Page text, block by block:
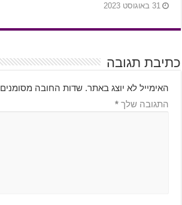
31 באוגוסט 2023
כתיבת תגובה
האימייל לא יוצג באתר. שדות החובה מסומנים
התגובה שלך *